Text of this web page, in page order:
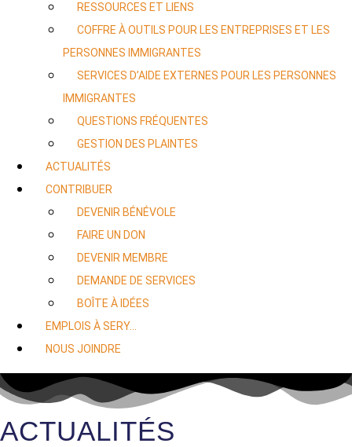
RESSOURCES ET LIENS
COFFRE À OUTILS POUR LES ENTREPRISES ET LES
PERSONNES IMMIGRANTES
SERVICES D’AIDE EXTERNES POUR LES PERSONNES
IMMIGRANTES
QUESTIONS FRÉQUENTES
GESTION DES PLAINTES
ACTUALITÉS
CONTRIBUER
DEVENIR BÉNÉVOLE
FAIRE UN DON
DEVENIR MEMBRE
DEMANDE DE SERVICES
BOÎTE À IDÉES
EMPLOIS À SERY…
NOUS JOINDRE
ACTUALITÉS